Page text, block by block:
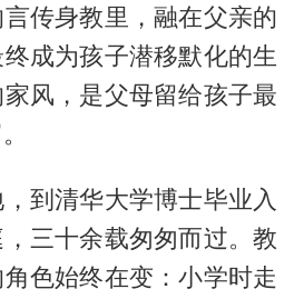
传身教里，融在父亲的
成为孩子潜移默化的生
风，是父母留给孩子最
到清华大学博士毕业入
三十余载匆匆而过。教
色始终在变：小学时走